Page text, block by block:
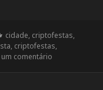
Categorias
cidade, criptofestas,
, criptofestas,
um comentário